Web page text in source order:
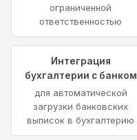
ограниченной
ответственностью
Интеграция
бухгалтерии с банком
для автоматической
загрузки банковских
выписок в бухгалтерию